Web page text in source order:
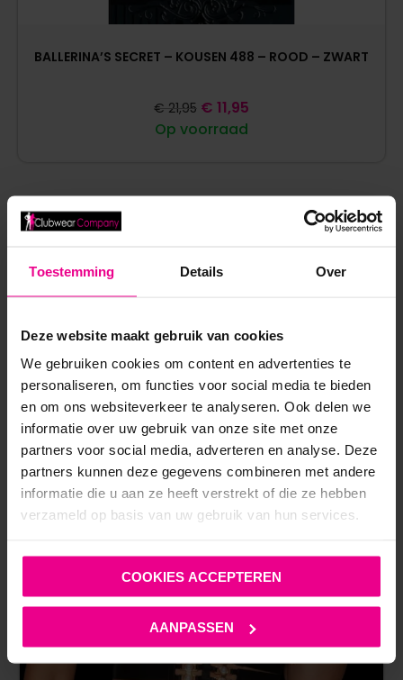
Toestemming Details Over
Deze website maakt gebruik van cookies
We gebruiken cookies om content en advertenties te
personaliseren, om functies voor social media te bieden
en om ons websiteverkeer te analyseren. Ook delen we
informatie over uw gebruik van onze site met onze
partners voor social media, adverteren en analyse. Deze
partners kunnen deze gegevens combineren met andere
informatie die u aan ze heeft verstrekt of die ze hebben
verzameld op basis van uw gebruik van hun services.
COOKIES ACCEPTEREN
AANPASSEN
BALLERINA’S SECRET – KOUSEN 488 – ROOD – ZWART
Op voorraad
€ 21,95 € 11,95
ANDERE MENSEN BEKEKEN OOK: